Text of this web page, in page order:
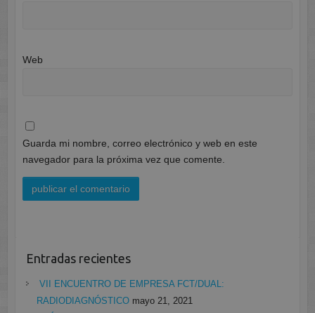
Web
Guarda mi nombre, correo electrónico y web en este
navegador para la próxima vez que comente.
Entradas recientes
VII ENCUENTRO DE EMPRESA FCT/DUAL:
RADIODIAGNÓSTICO mayo 21, 2021